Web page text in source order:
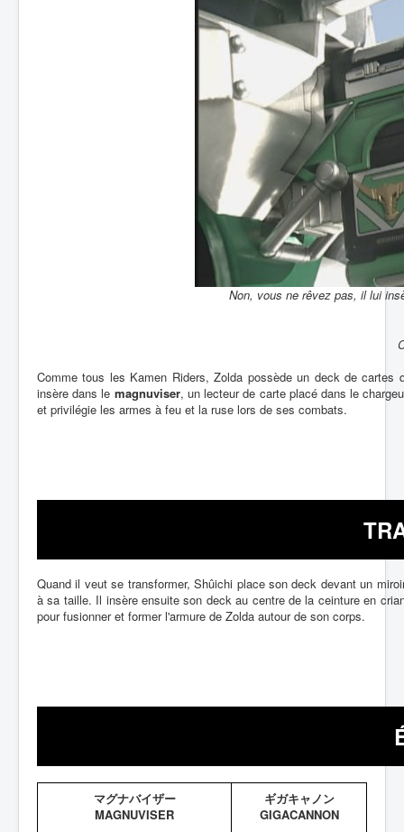
Non, vous ne rêvez pas, il lui
Comme tous les Kamen Riders, Zolda possède un deck de
insère dans le magnuviser, un lecteur de carte placé dans le
et privilégie les armes à feu et la ruse lors de ses combats.
Quand il veut se transformer, Shûichi place son deck devant un
à sa taille. Il insère ensuite son deck au centre de la ceinture en
pour fusionner et former l'armure de Zolda autour de son corps.
マグナバイザー
MAGNUVISER
ギガキャノン
GIGACANNON